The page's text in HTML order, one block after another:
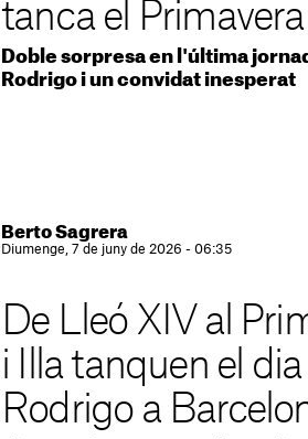
tanca el
Doble sorpresa en l'última
Rodrigo i un convidat inesperat
Berto Sagrera
Diumenge, 7 de juny de 2026 - 06:35
De Lleó XIV al
i Illa tanquen el
Rodrigo a